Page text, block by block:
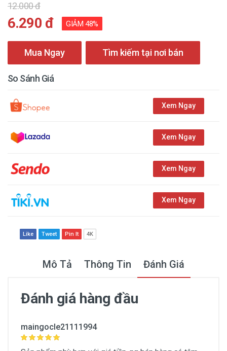
12.000 đ
6.290 đ GIẢM 48%
Mua Ngay Tìm kiếm tại nơi bán
So Sánh Giá
Xem Ngay
Xem Ngay
Xem Ngay
Xem Ngay
Like Tweet Pin It 4K
Mô Tả Thông Tin Đánh Giá
Thông Tin Chung
Đánh giá hàng đầu
maingocle21111994